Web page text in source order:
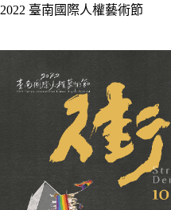
2022 臺南國際人權藝術節